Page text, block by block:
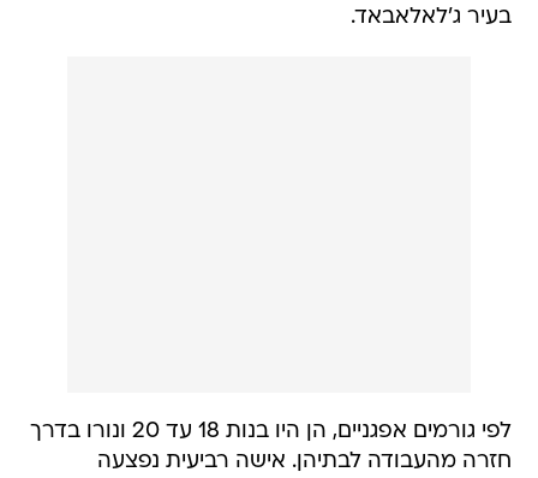
בעיר ג'לאלאבאד.
לפי גורמים אפגניים, הן היו בנות 18 עד 20 ונורו בדרך
חזרה מהעבודה לבתיהן. אישה רביעית נפצעה